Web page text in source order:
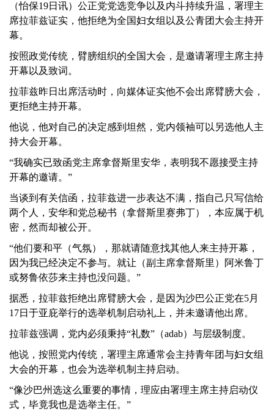
（怡保19日讯）公正党党选竞争以及内斗持续升温，署理主
席拉菲兹证实，他拒绝为全国妇女组以及公青团大会主持开
幕。
按照政党传统，臂膀组织的全国大会，是邀请署理主席主持
开幕以及致词。
拉菲兹昨日出席活动时，向媒体证实他不会出席臂膀大会，
更拒绝主持开幕。
他说，他对自己的决定感到坦然，党内领袖可以另选他人主
持大会开幕。
“我确实已致函党主席拿督斯里安华，表明我不愿接受主持
开幕的邀请。”
当谈到有关信函，拉菲兹进一步表达不满，指自己只写信给
两个人，安华和党总秘书（拿督斯里赛弗丁），本应属于机
密，然而却被公开。
“他们要和平（气氛），那就请随意找其他人来主持开幕，
因为我已经决定不参与。就让（副主席拿督斯里）阿米鲁丁
或努鲁依莎来主持也没问题。”
据悉，拉菲兹拒绝出席臂膀大会，是因为沙巴公正党在5月
17日于亚庇举行的选举机制启动礼上，并未邀请他出席。
拉菲兹强调，党内必须秉持“礼数”（adab）与层级制度。
他说，按照党内传统，署理主席通常会主持青年团与妇女组
大会的开幕，也会为选举机制主持启动。
“像沙巴州选这么重要的事情，理应由署理主席主持启动仪
式，毕竟我也是选举主任。”